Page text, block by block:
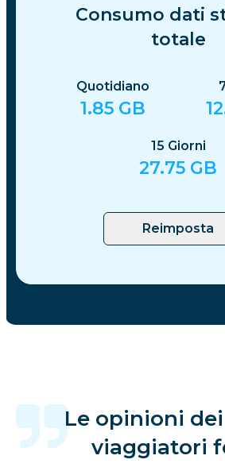
Consumo dati
totale
Quotidiano
1.85 GB
15 Giorni
27.75 GB
Reimposta
Le opinioni
viaggiatori